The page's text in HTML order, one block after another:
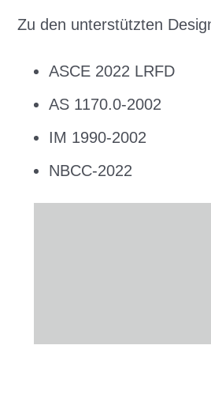
Zu den unterstützten
ASCE 2022 LRFD
AS 1170.0-2002
IM 1990-2002
NBCC-2022